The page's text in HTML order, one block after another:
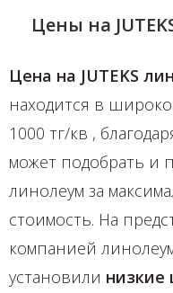
Цены на
Цена на JUTEKS
находится в
1000 тг/кв ,
может подобрать и
линолеум за
стоимость. На
компанией
установили низкие